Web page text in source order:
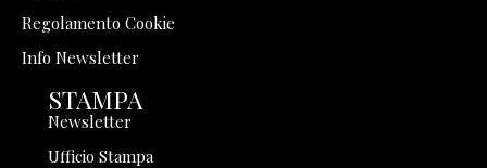
Regolamento Cookie
Info Newsletter
STAMPA
Newsletter
Ufficio Stampa